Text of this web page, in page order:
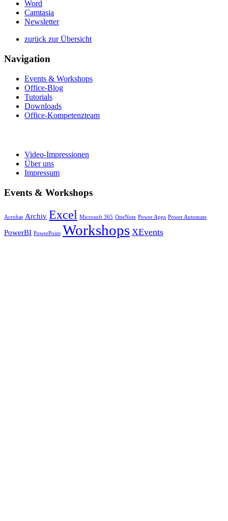
Word
Camtasia
Newsletter
zurück zur Übersicht
Navigation
Events & Workshops
Office-Blog
Tutorials
Downloads
Office-Kompetenzteam
Video-Impressionen
Über uns
Impressum
Events & Workshops
Acrobat Archiv Excel Microsoft 365 OneNote Power Apps Power Automate
PowerBI PowerPoint Workshops XEvents